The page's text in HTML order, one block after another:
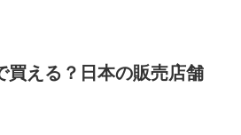
買える？日本の販売店舗